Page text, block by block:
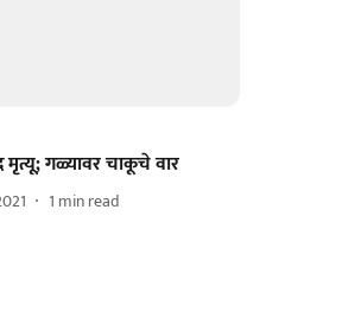
गळ्यावर चाकूचे वार
1 min read